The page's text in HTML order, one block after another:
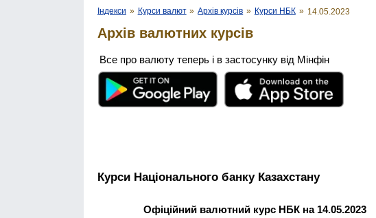
Індекси » Курси валют » Архів курсів » Курси НБК » 14.05.2023
Архів валютних курсів
Все про валюту теперь і в застосунку від Мінфін
Курси Національного банку Казахстану
Офіційний валютний курс НБК на 14.05.2023